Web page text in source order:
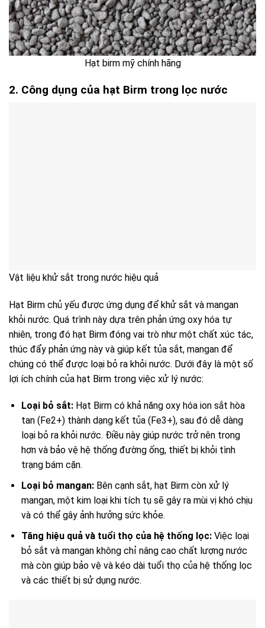
Hạt birm mỹ chính hãng
2. Công dụng của hạt Birm trong lọc nước
Vật liệu khử sắt trong nước hiệu quả
Hạt Birm chủ yếu được ứng dụng để khử sắt và mangan
khỏi nước. Quá trình này dựa trên phản ứng oxy hóa tự
nhiên, trong đó hạt Birm đóng vai trò như một chất xúc tác,
thúc đẩy phản ứng này và giúp kết tủa sắt, mangan để
chúng có thể được loại bỏ ra khỏi nước. Dưới đây là một số
lợi ích chính của hạt Birm trong việc xử lý nước:
Loại bỏ sắt:Hạt Birm có khả năng oxy hóa ion sắt hòa
tan (Fe2+) thành dạng kết tủa (Fe3+), sau đó dễ dàng
loại bỏ ra khỏi nước. Điều này giúp nước trở nên trong
hơn và bảo vệ hệ thống đường ống, thiết bị khỏi tình
trạng bám cặn.
Loại bỏ mangan:Bên cạnh sắt, hạt Birm còn xử lý
mangan, một kim loại khi tích tụ sẽ gây ra mùi vị khó chịu
và có thể gây ảnh hưởng sức khỏe.
Tăng hiệu quả và tuổi thọ của hệ thống lọc:Việc loại
bỏ sắt và mangan không chỉ nâng cao chất lượng nước
mà còn giúp bảo vệ và kéo dài tuổi thọ của hệ thống lọc
và các thiết bị sử dụng nước.